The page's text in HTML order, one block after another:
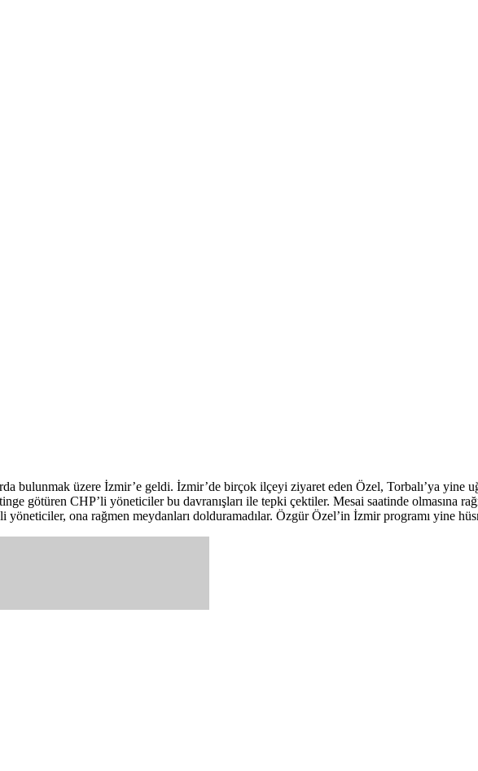
üzere İzmir’e geldi. İzmir’de birçok ilçeyi ziyaret eden Özel, Torbalı’ya yine
götüren CHP’li yöneticiler bu davranışları ile tepki çektiler. Mesai saatinde olmasına
yöneticiler, ona rağmen meydanları dolduramadılar. Özgür Özel’in İzmir programı yine